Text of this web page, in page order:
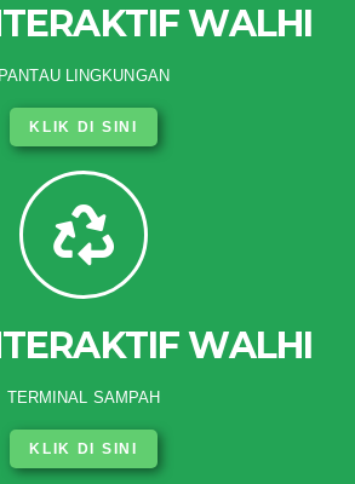
WALHI
PANTAU LINGKUNGAN
KLIK DI SINI
WALHI
TERMINAL SAMPAH
KLIK DI SINI